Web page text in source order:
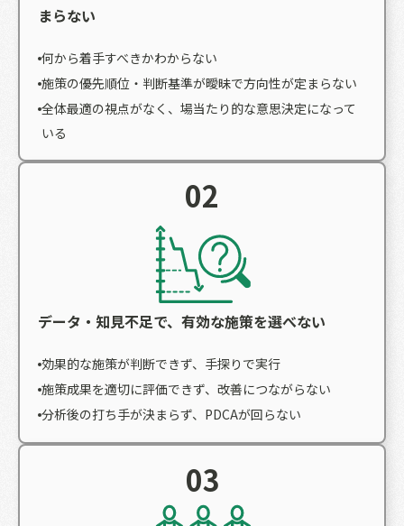
まらない
何から着手すべきかわからない
施策の優先順位・判断基準が曖昧で方向性が定まらない
全体最適の視点がなく、場当たり的な意思決定になって
いる
02
データ・知見不足で、有効な施策を選べない
効果的な施策が判断できず、手探りで実行
施策成果を適切に評価できず、改善につながらない
分析後の打ち手が決まらず、PDCAが回らない
03